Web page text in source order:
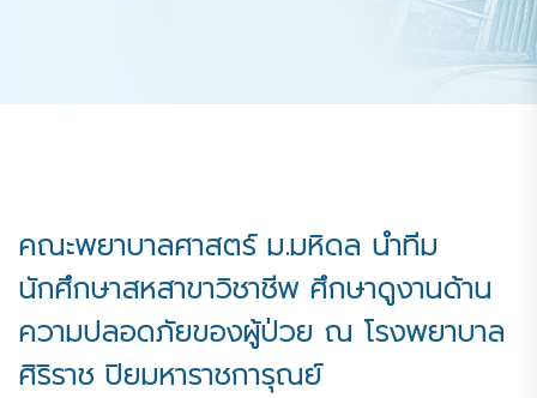
คณะพยาบาลศาสตร์ ม.มหิดล นำทีม
นักศึกษาสหสาขาวิชาชีพ ศึกษาดูงานด้าน
ความปลอดภัยของผู้ป่วย ณ โรงพยาบาล
ศิริราช ปิยมหาราชการุณย์